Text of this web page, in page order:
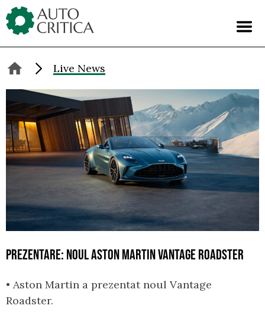
Skip
to
content
Live News
PREZENTARE: NOUL ASTON MARTIN VANTAGE ROADSTER
• Aston Martin a prezentat noul Vantage
Roadster.